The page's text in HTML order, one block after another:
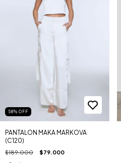
58% OFF
PANTALON MAKA MARKOVA
(C120)
$189.000 $79.000